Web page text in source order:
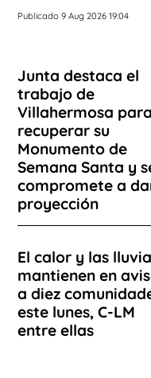
Publicado 9 Aug 2026 19:04
Junta destaca el
trabajo de
Villahermosa para
recuperar su
Monumento de
Semana Santa y
compromete a
proyección
El calor y las
mantienen en
a diez
este lunes, C-LM
entre ellas